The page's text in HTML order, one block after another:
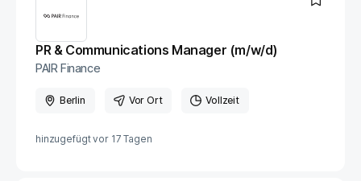
PR & Communications Manager (m/w/d)
PAIR Finance
Berlin Vor Ort Vollzeit
hinzugefügt vor 17 Tagen